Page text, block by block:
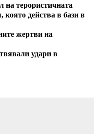
на терористичната
действа в бази в
жертви на
удари в